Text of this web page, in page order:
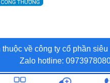
thuộc về công ty cổ phần
Zalo hotline: